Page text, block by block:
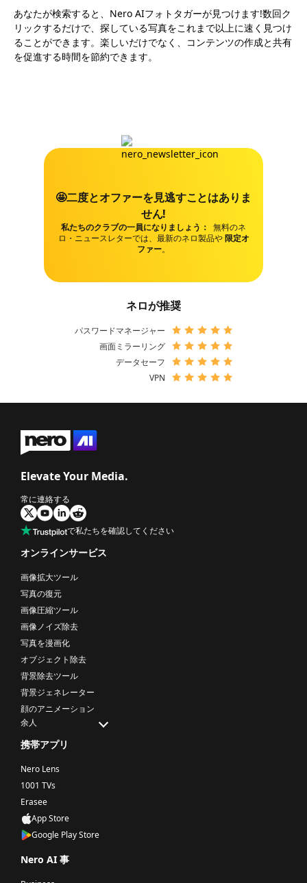
あなたが検索すると、Nero AIフォトタガーが見つけます!数回ク
リックするだけで、探している写真をこれまで以上に速く見つけ
ることができます。楽しいだけでなく、コンテンツの作成と共有
を促進する時間を節約できます。
🤩二度とオファーを見逃すことはありま
せん!
私たちのクラブの一員になりましょう： 無料のネ
ロ・ニュースレターでは、最新のネロ製品や限定オ
ファー。
ネロが推奨
パスワードマネージャー
画面ミラーリング
データセーフ
VPN
Elevate Your Media.
常に連絡する
で私たちを確認してください
オンラインサービス
画像拡大ツール
写真の復元
画像圧縮ツール
画像ノイズ除去
写真を漫画化
オブジェクト除去
背景除去ツール
背景ジェネレーター
顔のアニメーション
余人
携帯アプリ
Nero Lens
1001 TVs
Erasee
App Store
Google Play Store
Nero AI 事